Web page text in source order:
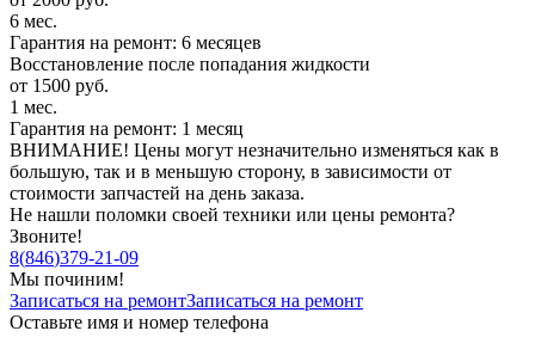
6 мес.
Гарантия на ремонт: 6 месяцев
Восстановление после попадания жидкости
от 1500 руб.
1 мес.
Гарантия на ремонт: 1 месяц
ВНИМАНИЕ! Цены могут незначительно изменяться как в
большую, так и в меньшую сторону, в зависимости от
стоимости запчастей на день заказа.
Не нашли поломки своей техники или цены ремонта?
Звоните!
8(846)379-21-09
Мы починим!
Записаться на ремонтЗаписаться на ремонт
Оставьте имя и номер телефона